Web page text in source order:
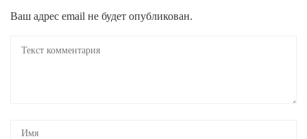
Ваш адрес email не будет опубликован.